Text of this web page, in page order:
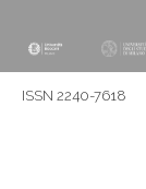
ISSN 2240-7618